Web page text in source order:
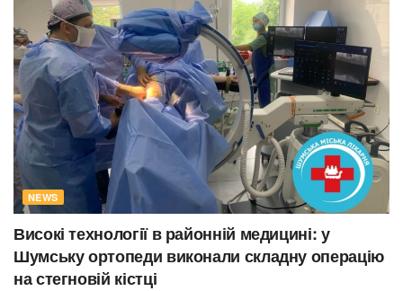
NEWS
Високі технології в районній медицині: у
Шумську ортопеди виконали складну операцію
на стегновій кістці